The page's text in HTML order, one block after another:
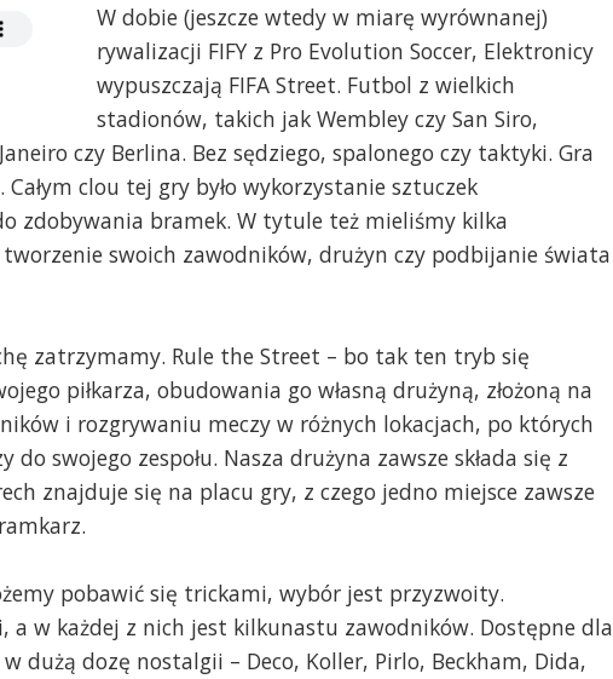
W dobie (jeszcze wtedy w miarę wyrównanej)
rywalizacji FIFY z Pro Evolution Soccer, Elektronicy
wypuszczają FIFA Street. Futbol z wielkich
stadionów, takich jak Wembley czy San Siro,
czy Berlina. Bez sędziego, spalonego czy taktyki. Gra
clou tej gry było wykorzystanie sztuczek
zdobywania bramek. W tytule też mieliśmy kilka
swoich zawodników, drużyn czy podbijanie świata
zatrzymamy. Rule the Street – bo tak ten tryb się
piłkarza, obudowania go własną drużyną, złożoną na
i rozgrywaniu meczy w różnych lokacjach, po których
swojego zespołu. Nasza drużyna zawsze składa się z
znajduje się na placu gry, z czego jedno miejsce zawsze
pobawić się trickami, wybór jest przyzwoity.
a w każdej z nich jest kilkunastu zawodników. Dostępne dla
dużą dozę nostalgii – Deco, Koller, Pirlo, Beckham, Dida,